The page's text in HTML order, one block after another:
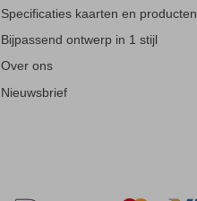
Specificaties kaarten en producten
Bijpassend ontwerp in 1 stijl
Over ons
Nieuwsbrief